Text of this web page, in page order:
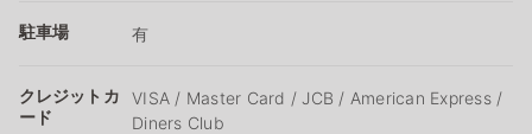
駐車場 有
クレジットカ
ード
VISA / Master Card / JCB / American Express /
Diners Club